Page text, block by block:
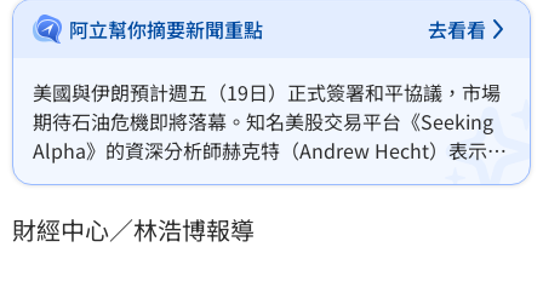
阿立幫你摘要新聞重點 去看看
美國與伊朗預計週五（19日）正式簽署和平協議，市場
期待石油危機即將落幕。知名美股交易平台《Seeking
Alpha》的資深分析師赫克特（Andrew Hecht）表示，
由於油價下跌，聯準會降息的機率增加。
財經中心／林浩博報導